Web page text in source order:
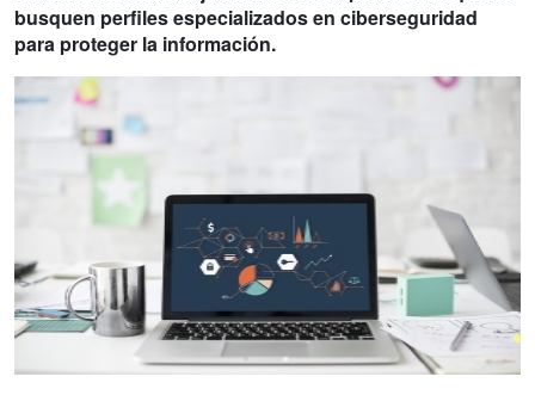
busquen perfiles especializados en ciberseguridad
para proteger la información.